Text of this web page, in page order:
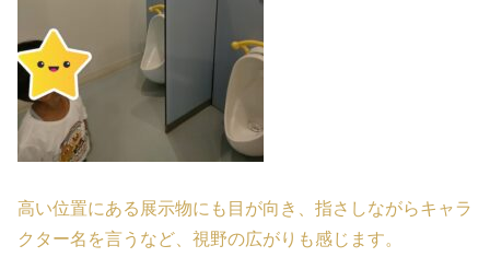
高い位置にある展示物にも目が向き、指さしながらキャラ
クター名を言うなど、視野の広がりも感じます。